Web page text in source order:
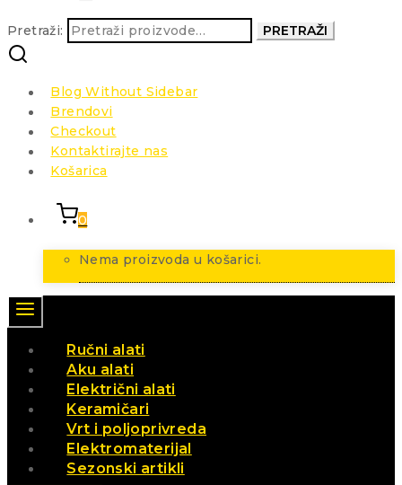
Pretraži: PRETRAŽI
Blog Without Sidebar
Brendovi
Checkout
Kontaktirajte nas
Košarica
0
Nema proizvoda u košarici.
Ručni alati
Aku alati
Električni alati
Keramičari
Vrt i poljoprivreda
Elektromaterijal
Sezonski artikli